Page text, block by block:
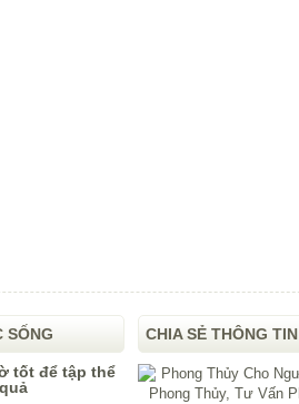
SỐNG
tốt để tập thể
CHIA SẺ THÔNG TIN